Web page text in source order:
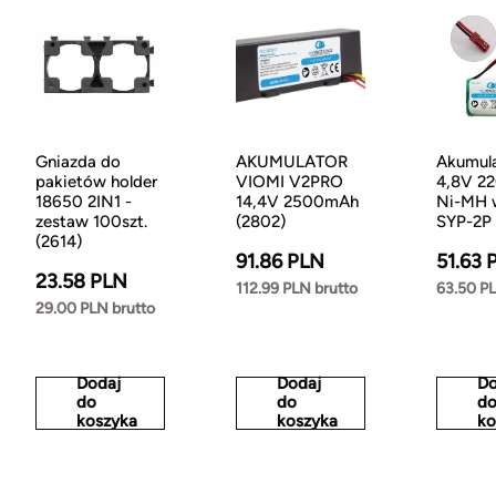
Gniazda do
pakietów holder
18650 2IN1 -
zestaw 100szt.
(2614)
23.58 PLN
29.00 PLN brutto
Dodaj
do
koszyka
AKUMULATOR
VIOMI V2PRO
14,4V 2500mAh
(2802)
91.86 PLN
112.99 PLN brutto
Dodaj
do
koszyka
4,8V
Ni-MH
SYP-
51.63
63.50
do